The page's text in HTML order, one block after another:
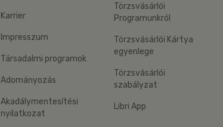
Karrier
Impresszum
Társadalmi programok
Adományozás
Akadálymentesítési
nyilatkozat
Törzsvásárlói
Programunkról
Törzsvásárlói Kártya
egyenlege
Törzsvásárlói
szabályzat
Libri App